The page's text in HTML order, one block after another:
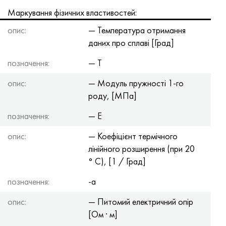
Маркування фізичних властивостей:
опис:
— Температура отримання
даних про сплаві [Град]
позначення:
— T
опис:
— Модуль пружності 1-го
роду, [МПа]
позначення:
— E
опис:
— Коефіцієнт термічного
лінійного розширення (при 20
° С), [1 / Град]
позначення:
-a
опис:
— Питомий електричний опір
[Ом · м]
Хастеллой C-276
Хастеллой C2000
Хастеллой x
Удимет 720
40ХФА, 1.7223, aisi 4142
45Х, 45h, 1.7035
45ХН2МФА, k2425, 45hnmf
А40Г, 44smn28, 1.0762, 46s20